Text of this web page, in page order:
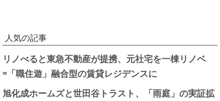
人気の記事
リノべると東急不動産が提携、元社宅を一棟リノベ
=「職住遊」融合型の賃貸レジデンスに
旭化成ホームズと世田谷トラスト、「雨庭」の実証拡